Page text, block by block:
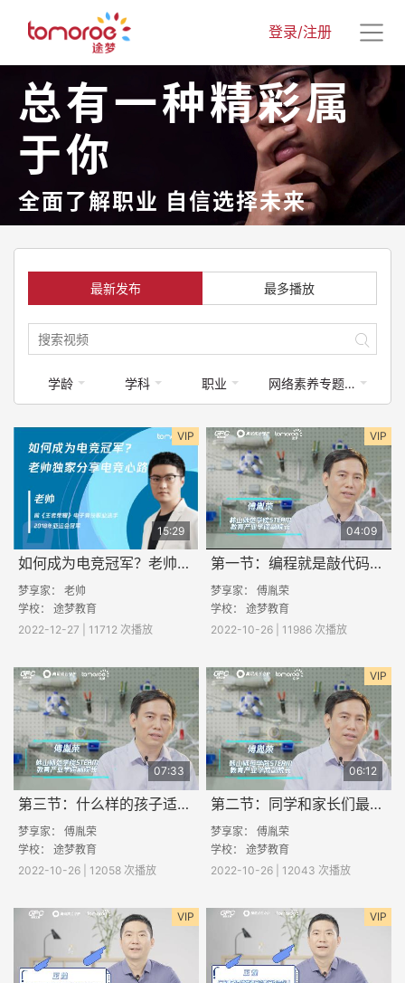
登录/注册
总有一种精彩属
于你
全面了解职业 自信选择未来
最新发布 最多播放
学龄 学科 职业 网络素养专题课程
VIP
15:29
如何成为电竞冠军？老帅独家分享电竞心路
梦享家： 老帅
学校： 途梦教育
2022-12-27 | 11712 次播放
VIP
04:09
第一节：编程就是敲代码吗？
梦享家： 傅胤荣
学校： 途梦教育
2022-10-26 | 11986 次播放
07:33
第三节：什么样的孩子适合学习编程？
梦享家： 傅胤荣
学校： 途梦教育
2022-10-26 | 12058 次播放
VIP
06:12
第二节：同学和家长们最关心哪些关于编程的问题？
梦享家： 傅胤荣
学校： 途梦教育
2022-10-26 | 12043 次播放
VIP VIP